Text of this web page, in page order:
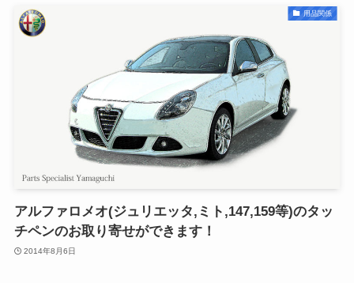
用品関係
アルファロメオ(ジュリエッタ,ミト,147,159等)のタッ
チペンのお取り寄せができます！
2014年8月6日